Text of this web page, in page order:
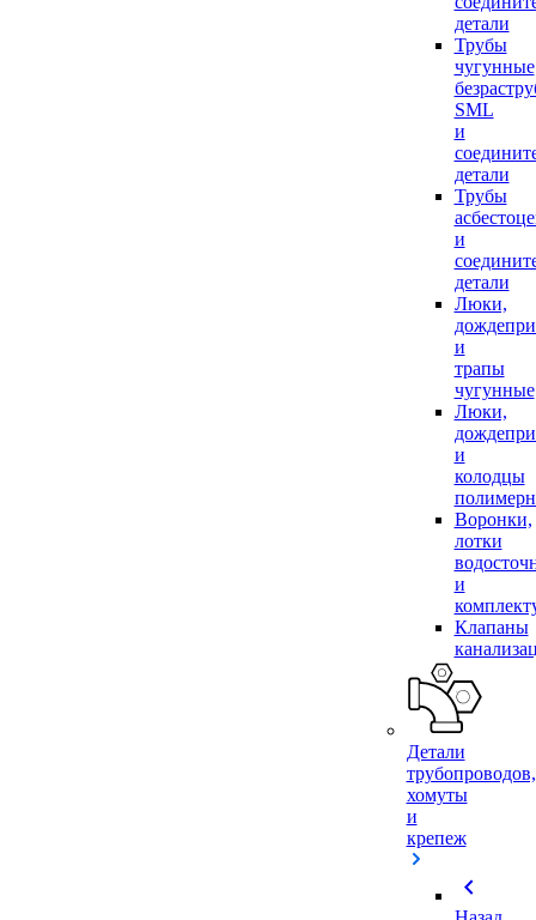
детали
Трубы
чугунные
SML
и
детали
Трубы
и
детали
Люки,
и
трапы
чугунные
Люки,
и
колодцы
Воронки,
лотки
и
Клапаны
Детали
трубопроводов,
хомуты
и
крепеж
chevron_left